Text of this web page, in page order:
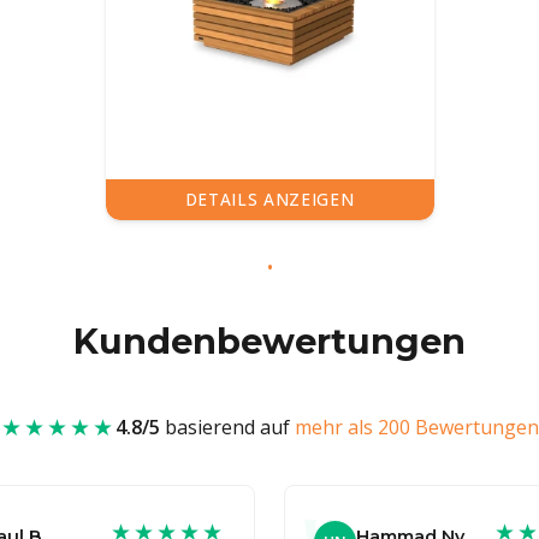
DETAILS ANZEIGEN
Kundenbewertungen
★★★★★4.8/5 basierend auf mehr als 200 Bewertungen
★★★★★